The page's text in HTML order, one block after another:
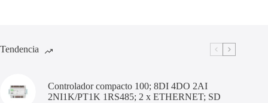
Tendencia
Controlador compacto 100; 8DI 4DO 2AI
2NI1K/PT1K 1RS485; 2 x ETHERNET; SD